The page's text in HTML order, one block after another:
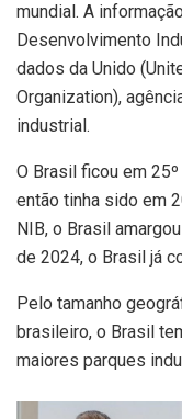
mundial. A
Desenvolvimento
dados da Unido
Organization),
industrial.
O Brasil ficou em
então tinha sido em
NIB, o Brasil
de 2024, o Brasil já
Pelo tamanho
brasileiro, o Brasil
maiores parques